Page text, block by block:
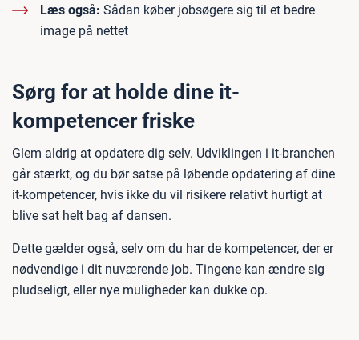
Læs også: Sådan køber jobsøgere sig til et bedre
image på nettet
Sørg for at holde dine it-
kompetencer friske
Glem aldrig at opdatere dig selv. Udviklingen i it-branchen
går stærkt, og du bør satse på løbende opdatering af dine
it-kompetencer, hvis ikke du vil risikere relativt hurtigt at
blive sat helt bag af dansen.
Dette gælder også, selv om du har de kompetencer, der er
nødvendige i dit nuværende job. Tingene kan ændre sig
pludseligt, eller nye muligheder kan dukke op.